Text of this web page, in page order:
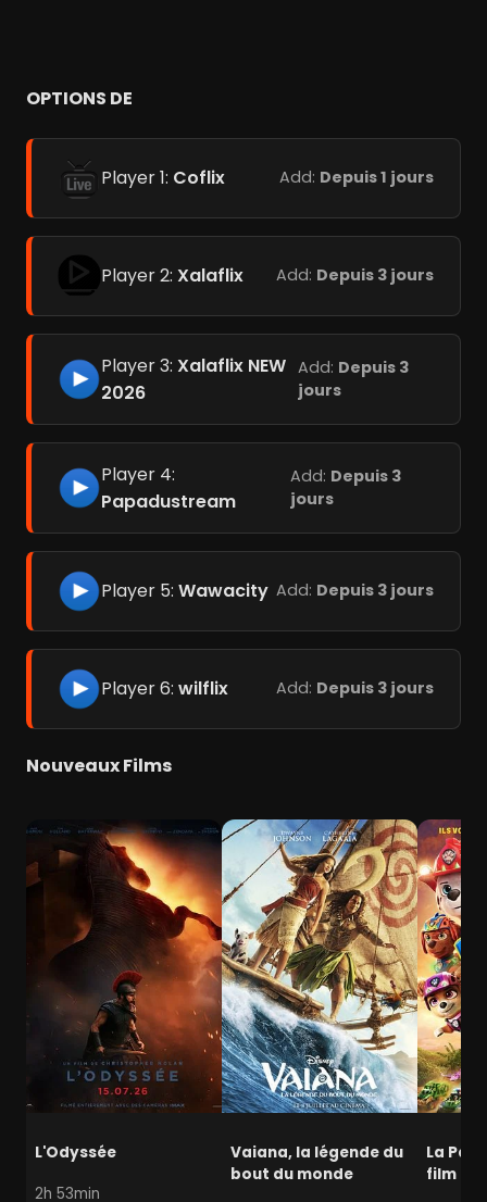
OPTIONS DE
Player 1: Coflix Add: Depuis 1 jours
Player 2: Xalaflix Add: Depuis 3 jours
Player 3: Xalaflix NEW
2026
Add: Depuis 3
jours
Player 4:
Papadustream
Add: Depuis 3
jours
Player 5: Wawacity Add: Depuis 3 jours
Player 6: wilflix Add: Depuis 3 jours
Nouveaux Films
L'Odyssée
2h 53min
Vaiana, la légende du
bout du monde
La Pat'
film